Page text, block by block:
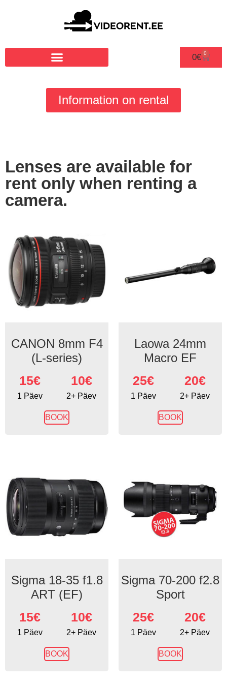
0€ 0
Information on rental
Lenses are available for
rent only when renting a
camera.
CANON 8mm F4
(L-series)
1 Päev
15€
2+ Päev
10€
BOOK
Laowa 24mm
Macro EF
1 Päev
25€
2+ Päev
20€
BOOK
Sigma 18-35 f1.8
ART (EF)
1 Päev
15€
2+ Päev
10€
BOOK
Sigma 70-200 f2.8
Sport
1 Päev
25€
2+ Päev
20€
BOOK